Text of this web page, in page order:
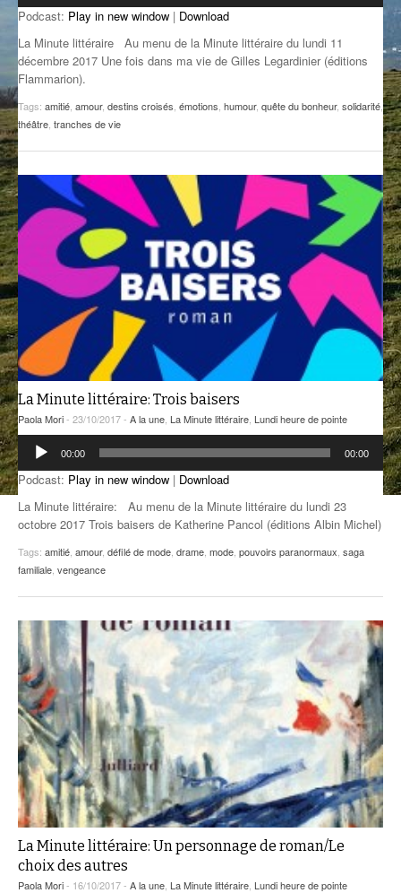
GROOVE N SUN
IL ÉTAIT UNE FOIS
LA FABRIK POÉTIK
LA SOUTERRAINE
MUSIQUE DES ANTIPODES
NOS ANCIENS
SONORIK
THEME FORCE
ANCIENNES ÉMISSIONS
PLUS DE MIX
Podcast: Play in new window | Download
La Minute littéraire Au menu de la Minute littéraire du lundi 11
décembre 2017 Une fois dans ma vie de Gilles Legardinier (éditions
Flammarion).
Tags: amitié amour, destins croisés émotions humour, quête du bonheur, solidarité
théâtre tranches de vie
La Minute littéraire: Trois baisers
Paola Mori- 23/10/2017 - A la une La Minute littéraire Lundi heure de pointe
Lecteur
audio
00:00 00:00
Podcast: Play in new window | Download
La Minute littéraire: Au menu de la Minute littéraire du lundi 23
octobre 2017 Trois baisers de Katherine Pancol (éditions Albin Michel)
Tags: amitié amour, défilé de mode drame mode pouvoirs paranormaux saga
familiale vengeance
La Minute littéraire: Un personnage de roman/Le
choix des autres
Paola Mori- 16/10/2017 - A la une La Minute littéraire Lundi heure de pointe